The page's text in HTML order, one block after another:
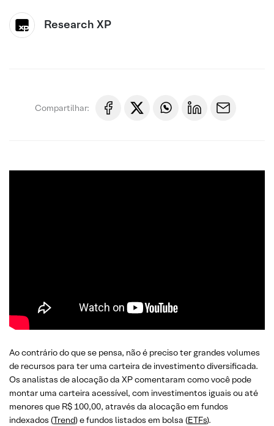
Research XP
Compartilhar:
Ao contrário do que se pensa, não é preciso ter grandes volumes
de recursos para ter uma carteira de investimento diversificada.
Os analistas de alocação da XP comentaram como você pode
montar uma carteira acessível, com investimentos iguais ou até
menores que R$ 100,00, através da alocação em fundos
indexados (Trend) e fundos listados em bolsa (ETFs).